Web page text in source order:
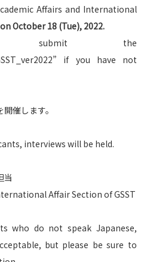
Affairs and International
October 18 (Tue), 2022.
submit the
if you have not
催します。
interviews will be held.
当
Affair Section of GSST
who do not speak Japanese,
but please be sure to